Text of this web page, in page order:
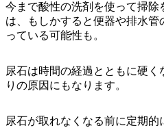
今まで酸性の洗剤を使って掃
は、もしかすると便器や排水管
っている可能性も。
尿石は時間の経過とともに硬く
りの原因にもなります。
尿石が取れなくなる前に定期的